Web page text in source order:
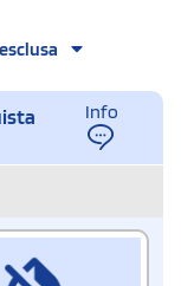
Info